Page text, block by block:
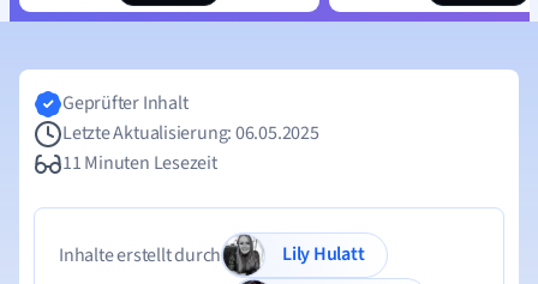
Geprüfter Inhalt
Letzte Aktualisierung: 06.05.2025
11 Minuten Lesezeit
Inhalte erstellt durch
Lily Hulatt